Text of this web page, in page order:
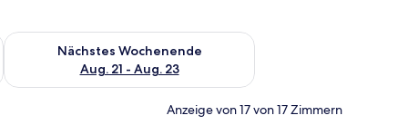
Aug. 14 - Aug. 16.
Nächstes Wochenende
Aug. 21 - Aug. 23
Überprüfe die Verfügbarkeit für nächstes Wochenende, Aug.
Anzeige von 17 von 17 Zimmern